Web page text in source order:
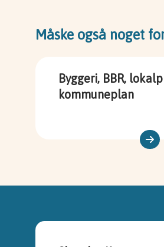
Måske også noget
Byggeri, BBR,
kommuneplan